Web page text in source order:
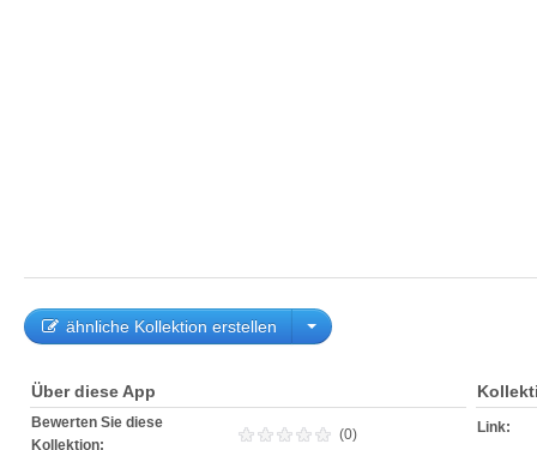
ähnliche Kollektion erstellen
Über diese App
Bewerten Sie diese
Kollektion:
(0) Link: